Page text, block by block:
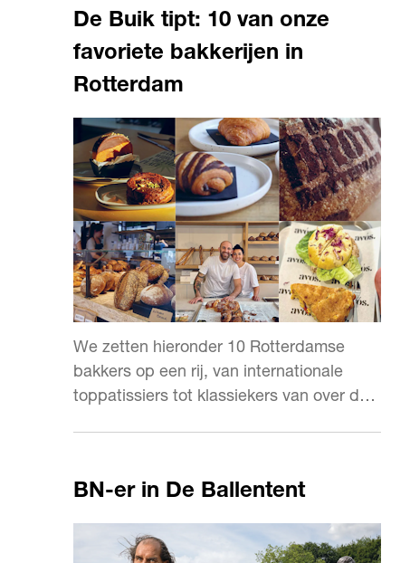
De Buik tipt: 10 van onze
favoriete bakkerijen in
Rotterdam
We zetten hieronder 10 Rotterdamse
bakkers op een rij, van internationale
toppatissiers tot klassiekers van over de
BN-er in De Ballentent